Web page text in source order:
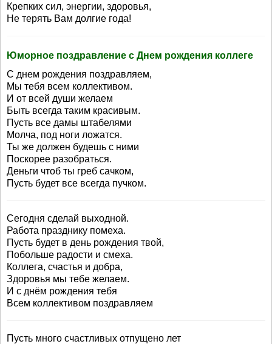
Крепких сил, энергии, здоровья,
Не терять Вам долгие года!
Юморное поздравление с Днем рождения коллеге
С днем рождения поздравляем,
Мы тебя всем коллективом.
И от всей души желаем
Быть всегда таким красивым.
Пусть все дамы штабелями
Молча, под ноги ложатся.
Ты же должен будешь с ними
Поскорее разобраться.
Деньги чтоб ты греб сачком,
Пусть будет все всегда пучком.
Сегодня сделай выходной.
Работа празднику помеха.
Пусть будет в день рождения твой,
Побольше радости и смеха.
Коллега, счастья и добра,
Здоровья мы тебе желаем.
И с днём рождения тебя
Всем коллективом поздравляем
Пусть много счастливых отпущено лет